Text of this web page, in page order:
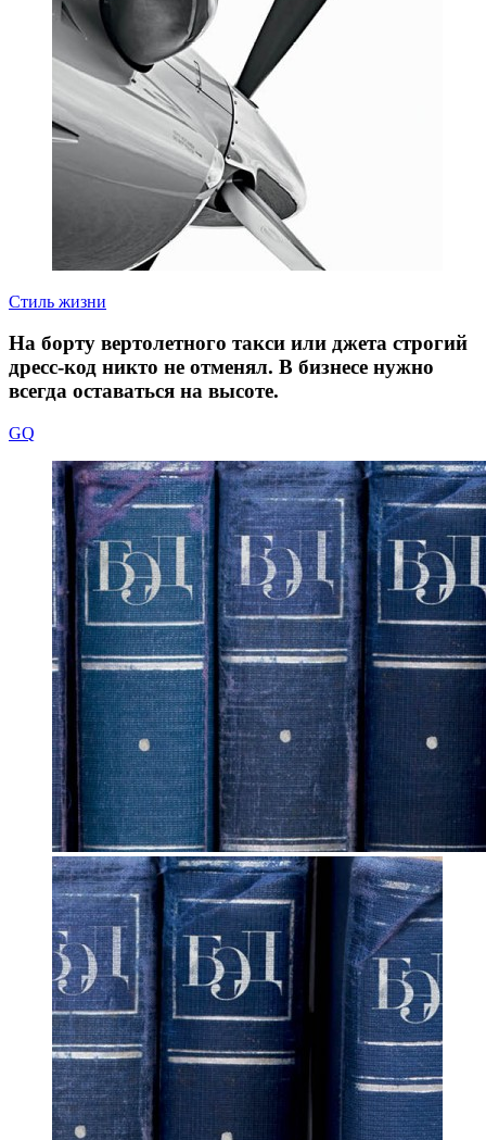
Стиль жизни
На борту вертолетного такси или джета строгий
дресс-код никто не отменял. В бизнесе нужно
всегда оставаться на высоте.
GQ